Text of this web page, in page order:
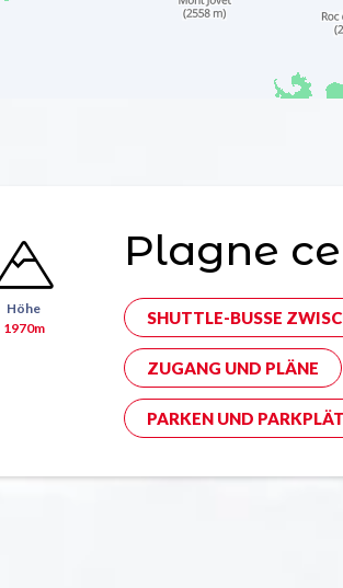
Höhe
1970m
Plagne
SHUTTLE-BUSSE
ZUGANG UND PLÄNE
PARKEN UND